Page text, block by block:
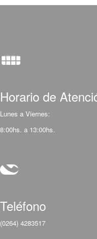
Horario de
Lunes a Viernes:
8:00hs. a 13:00hs.
Teléfono
(0264) 4283517